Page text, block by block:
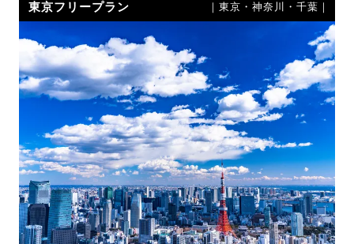
東京フリープラン ｜東京・神奈川・千葉｜